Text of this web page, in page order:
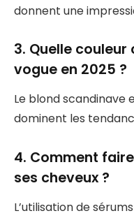
donnent une
3. Quelle
vogue en 2025 ?
Le blond scandinave
dominent les
4. Comment
ses cheveux ?
L’utilisation de